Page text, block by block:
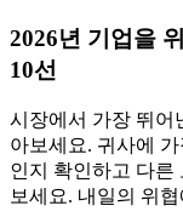
2026년 기업을
10선
시장에서 가장 뛰어
아보세요. 귀사에
인지 확인하고 다른
보세요. 내일의 위